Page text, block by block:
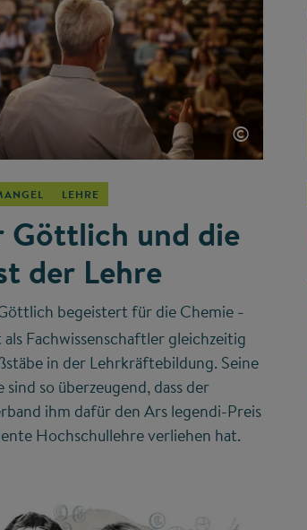
©
LEHRE
Göttlich und die
der Lehre
begeistert für die Chemie –
als Fachwissenschaftler gleichzeitig
in der Lehrkräftebildung. Seine
sind so überzeugend, dass der
ihm dafür den Ars legendi-Preis
Hochschullehre verliehen hat.